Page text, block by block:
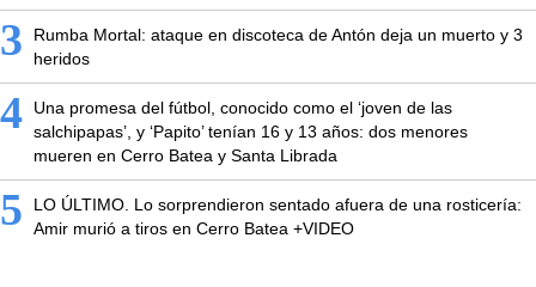
3
Rumba Mortal: ataque en discoteca de Antón deja un muerto y 3
heridos
4
Una promesa del fútbol, conocido como el ‘joven de las
salchipapas’, y ‘Papito’ tenían 16 y 13 años: dos menores
mueren en Cerro Batea y Santa Librada
5
LO ÚLTIMO. Lo sorprendieron sentado afuera de una rosticería:
Amir murió a tiros en Cerro Batea +VIDEO